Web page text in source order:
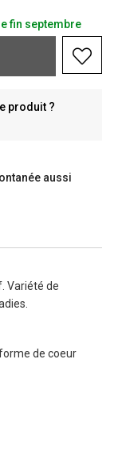
fin septembre
produit ?
aussi
Variété de
de coeur